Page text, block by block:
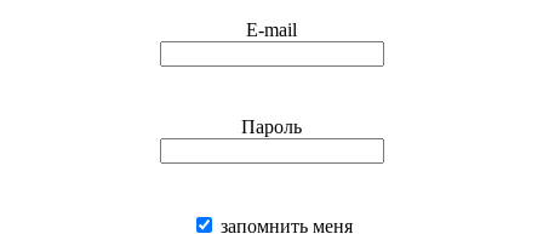
E-mail
Пароль
запомнить меня